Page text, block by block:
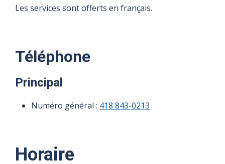
Les services sont offerts en français.
Téléphone
Principal
Numéro général : 418 843-0213
Horaire